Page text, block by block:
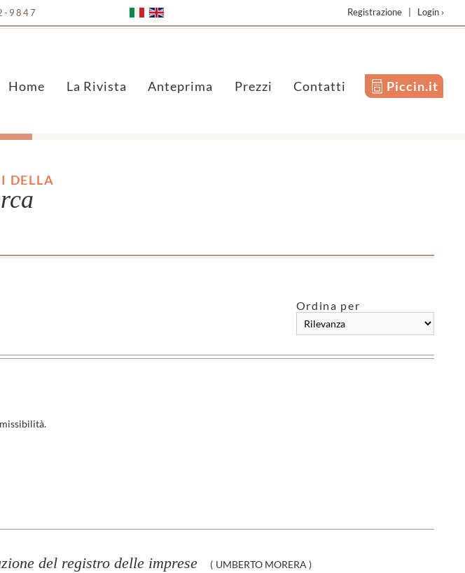
DELLA
Ordina per
del registro delle imprese ( UMBERTO MORERA )
9847 Registrazione| Login ›
Home La Rivista Anteprima Prezzi Contatti Piccin.it